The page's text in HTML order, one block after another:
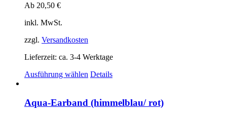
Produktseite
werden
Ab 20,50 €
inkl. MwSt.
zzgl. Versandkosten
Lieferzeit: ca. 3-4 Werktage
Ausführung wählen Dieses
mehrere
Varianten
Details
Aqua-Earband (himmelblau/ rot)